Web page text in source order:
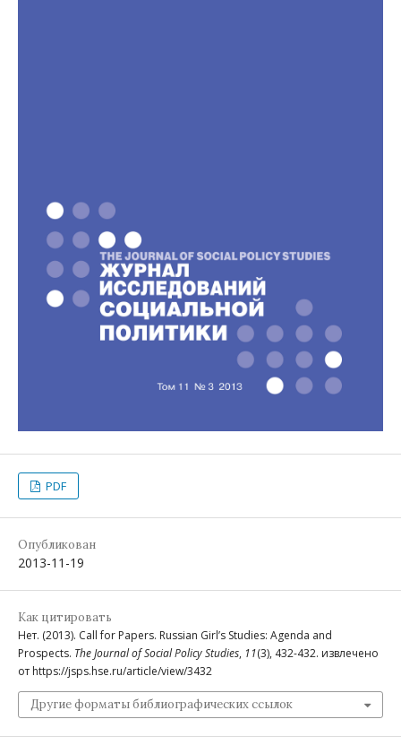
PDF
Опубликован
2013-11-19
Как цитировать
Нет. (2013). Call for Papers. Russian Girl’s Studies: Agenda and
Prospects. The Journal of Social Policy Studies, 11(3), 432-432. извлечено
от https://jsps.hse.ru/article/view/3432
Другие форматы библиографических ссылок